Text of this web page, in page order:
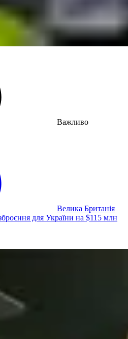
Важливо
Велика Британія
для України на $115 млн